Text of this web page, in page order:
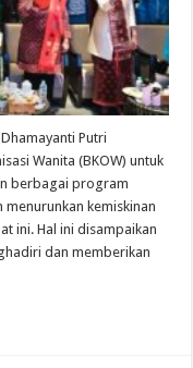
Putri
Wanita (BKOW) untuk
berbagai program
menurunkan kemiskinan
ini. Hal ini disampaikan
dan memberikan